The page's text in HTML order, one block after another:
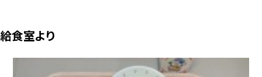
給食室より